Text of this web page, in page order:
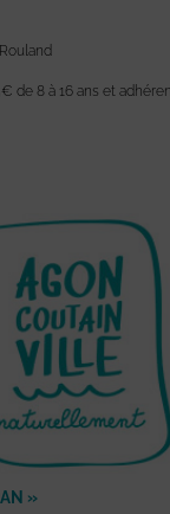
de 8 à 16 ans et
»